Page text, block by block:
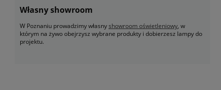
Własny showroom
W Poznaniu prowadzimy własnyshowroom oświetleniowy, w
którym na żywo obejrzysz wybrane produkty i dobierzesz lampy do
projektu.